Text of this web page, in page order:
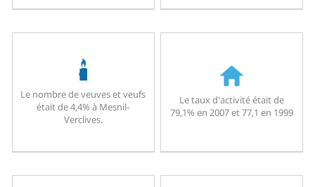
Le nombre de veuves et veufs
était de 4,4% à Mesnil-
Verclives.
Le taux d'activité était de
79,1% en 2007 et 77,1 en 1999